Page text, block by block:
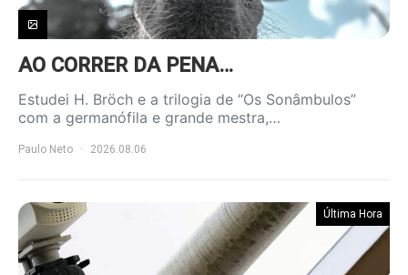
AO CORRER DA PENA…
Estudei H. Bröch e a trilogia de “Os Sonâmbulos”
com a germanófila e grande mestra,…
Paulo Neto 2026.08.06
Última Hora